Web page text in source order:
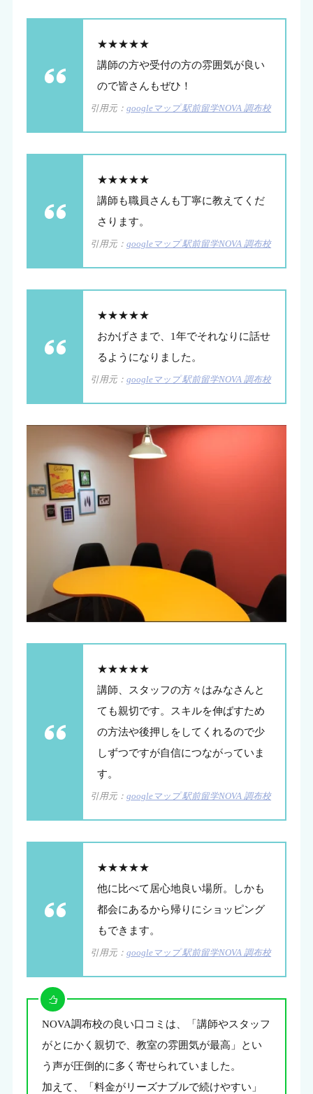
★★★★★
講師の方や受付の方の雰囲気が良い
ので皆さんもぜひ！
引用元：googleマップ 駅前留学NOVA 調布校
★★★★★
講師も職員さんも丁寧に教えてくだ
さります。
引用元：googleマップ 駅前留学NOVA 調布校
★★★★★
おかげさまで、1年でそれなりに話せ
るようになりました。
引用元：googleマップ 駅前留学NOVA 調布校
★★★★★
講師、スタッフの方々はみなさんと
ても親切です。スキルを伸ばすため
の方法や後押しをしてくれるので少
しずつですが自信につながっていま
す。
引用元：googleマップ 駅前留学NOVA 調布校
★★★★★
他に比べて居心地良い場所。しかも
都会にあるから帰りにショッピング
もできます。
引用元：googleマップ 駅前留学NOVA 調布校
NOVA調布校の良い口コミは、「講師やスタッフ
がとにかく親切で、教室の雰囲気が最高」とい
う声が圧倒的に多く寄せられていました。
加えて、「料金がリーズナブルで続けやすい」